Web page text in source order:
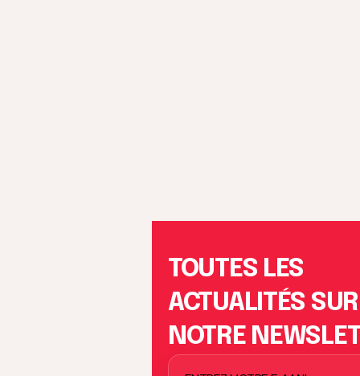
TOUTES LES
ACTUALITÉS SUR
NOTRE